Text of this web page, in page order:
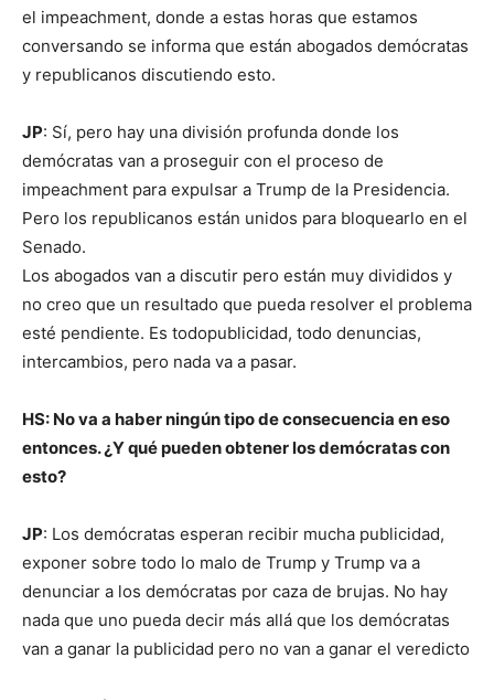
el impeachment, donde a estas horas que estamos
conversando se informa que están abogados demócratas
y republicanos discutiendo esto.
JP: Sí, pero hay una división profunda donde los
demócratas van a proseguir con el proceso de
impeachment para expulsar a Trump de la Presidencia.
Pero los republicanos están unidos para bloquearlo en el
Senado.
Los abogados van a discutir pero están muy divididos y
no creo que un resultado que pueda resolver el problema
esté pendiente. Es todopublicidad, todo denuncias,
intercambios, pero nada va a pasar.
HS: No va a haber ningún tipo de consecuencia en eso
entonces.¿Y qué pueden obtener los demócratas con
esto?
JP: Los demócratas esperan recibir mucha publicidad,
exponer sobre todo lo malo de Trump y Trump va a
denunciar a los demócratas por caza de brujas. No hay
nada que uno pueda decir más allá que los demócratas
van a ganar la publicidad pero no van a ganar el veredicto